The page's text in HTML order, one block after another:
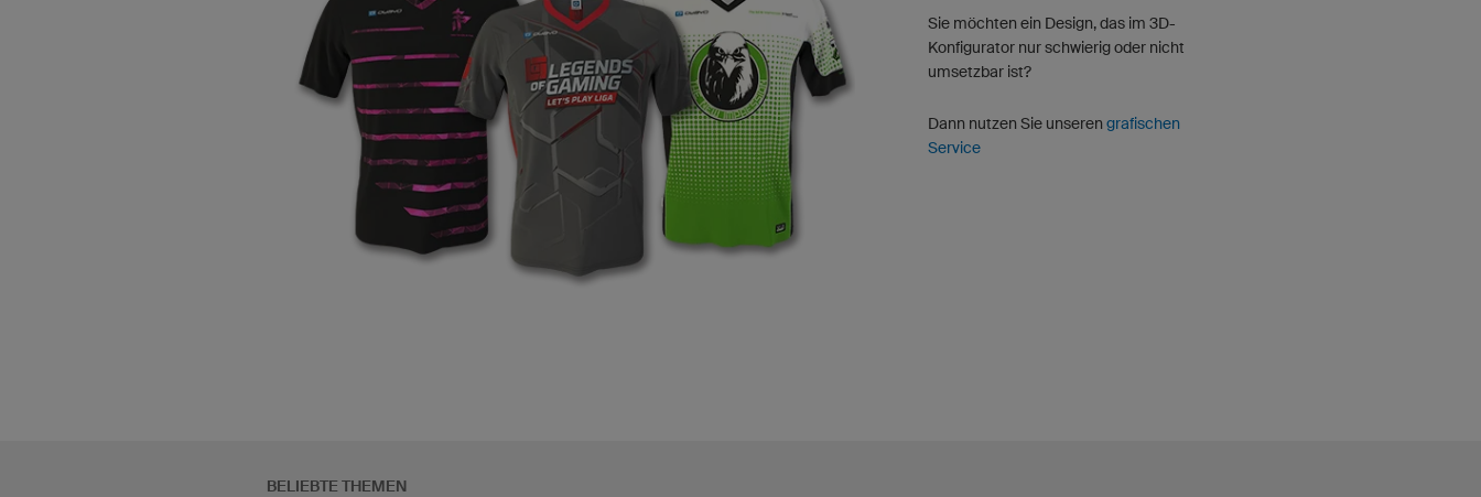
Sie möchten ein Design, das im 3D-
Konfigurator nur schwierig oder nicht
umsetzbar ist?
Dann nutzen Sie unserengrafischen
Service
BELIEBTE THEMEN